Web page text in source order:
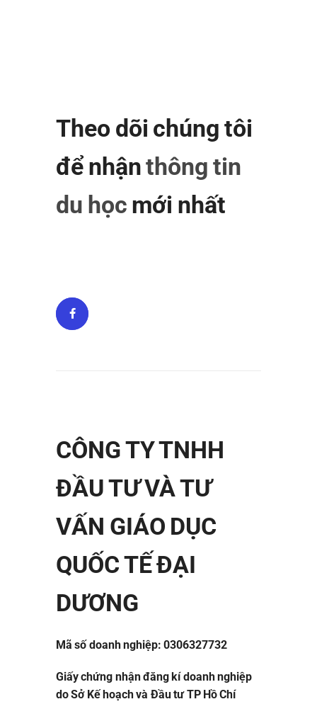
Theo dõi chúng tôi
để nhậnthông tin
du học mới nhất
CÔNG TY TNHH
ĐẦU TƯ VÀ TƯ
VẤN GIÁO DỤC
QUỐC TẾ ĐẠI
DƯƠNG
Mã số doanh nghiệp: 0306327732
Giấy chứng nhận đăng kí doanh nghiệp
do Sở Kế hoạch và Đầu tư TP Hồ Chí